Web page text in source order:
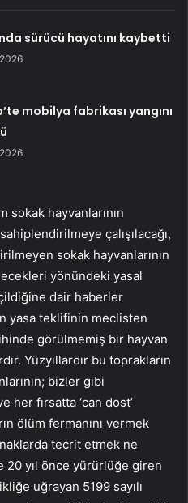
sürücü hayatını kaybetti
mobilya fabrikası yangını
sokak hayvanlarının
çalışılacağı,
sokak hayvanlarının
yönündeki yasal
dair haberler
yasa teklifinin meclisten
görülmemiş bir hayvan
Yüzyıllardır bu toprakların
bizler gibi
her fırsatta ‘can dost’
ölüm fermanını vermek
tecrit etmek ne
yıl önce yürürlüğe giren
uğrayan 5199 sayılı